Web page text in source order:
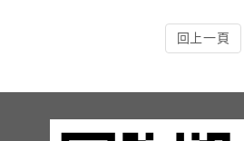
13.周邊配備-防撞條實績
15.周邊配備-安全警示實績
回上一頁